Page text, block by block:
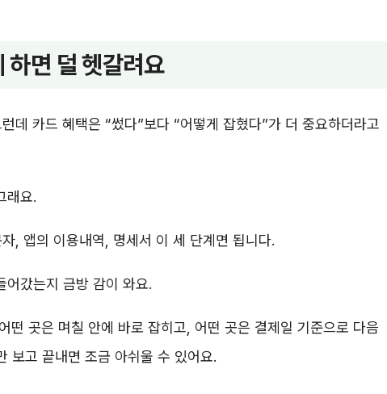
하면 덜 헷갈려요
데 카드 혜택은 “썼다”보다 “어떻게 잡혔다”가 더 중요하더라고
래요.
, 앱의 이용내역, 명세서 이 세 단계면 됩니다.
갔는지 금방 감이 와요.
떤 곳은 며칠 안에 바로 잡히고, 어떤 곳은 결제일 기준으로 다음
보고 끝내면 조금 아쉬울 수 있어요.